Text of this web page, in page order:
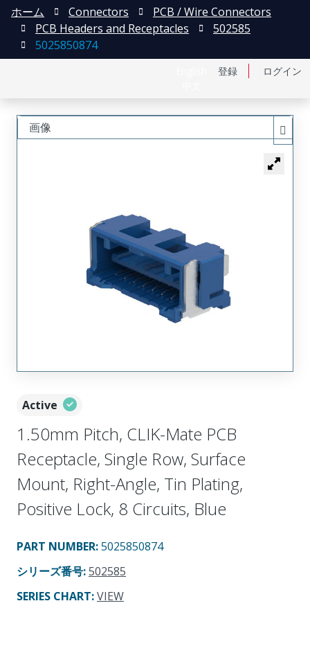
登録 ログイン
ホーム Connectors
PCB / Wire Connectors
PCB Headers and Receptacles
502585
5025850874
Active
1.50mm Pitch, CLIK-Mate PCB
Receptacle, Single Row, Surface
Mount, Right-Angle, Tin Plating,
Positive Lock, 8 Circuits, Blue
PART NUMBER:5025850874
シリーズ番号:502585
SERIES CHART:VIEW
画像